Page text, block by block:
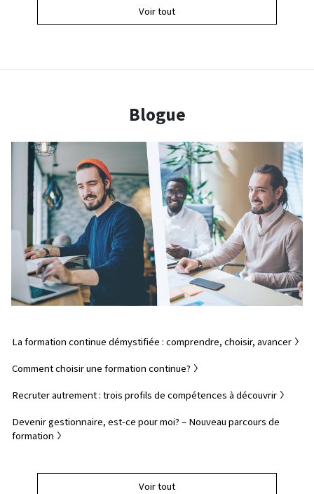
Voir tout
Blogue
La formation continue démystifiée : comprendre, choisir, avancer
Comment choisir une formation continue?
Recruter autrement : trois profils de compétences à découvrir
Devenir gestionnaire, est-ce pour moi? – Nouveau parcours de
formation
Voir tout